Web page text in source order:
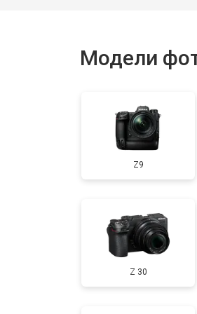
Модели
Z9
Z 30